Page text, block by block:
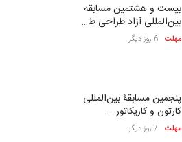
بیست و هشتمین مسابقه
بین‌المللی آزاد طراحی ط…
مهلت 6 روز دیگر
پنجمین مسابقۀ بین‌المللی
کارتون و کاریکاتور …
مهلت 7 روز دیگر